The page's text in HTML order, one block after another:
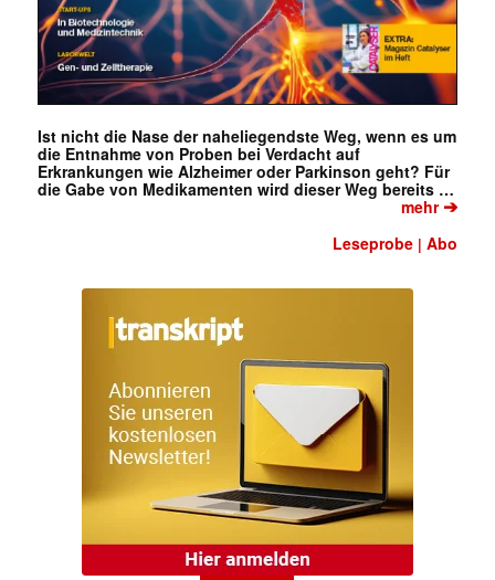
✕
Ist nicht die Nase der naheliegendste Weg, wenn es um
die Entnahme von Proben bei Verdacht auf
Erkrankungen wie Alzheimer oder Parkinson geht? Für
die Gabe von Medikamenten wird dieser Weg bereits …
mehr➔
Leseprobe |Abo